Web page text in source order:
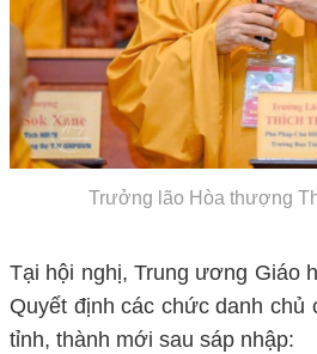
Trưởng lão Hòa thượng
Tại hội nghị, Trung ương Giáo
Quyết định các chức danh chủ
tỉnh, thành mới sau sáp nhập: